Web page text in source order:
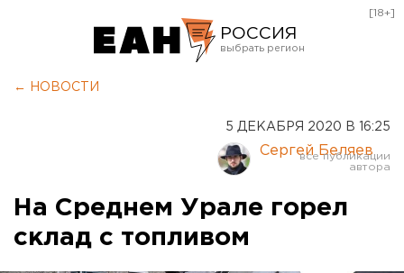
РОССИЯ
Курган
Оренбург
[18+]
← НОВОСТИ
5 ДЕКАБРЯ 2020 В 16:25
Сергей Беляев
На Среднем Урале горел
склад с топливом